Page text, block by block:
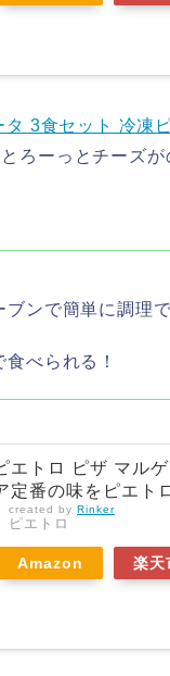
タ 3食セット 冷凍
とろーっとチーズが
ブンで簡単に調理で
食べられる！
エトロ ピザ マル
定番の味をピエト
created by Rinker
ピエトロ
Amazon 楽天